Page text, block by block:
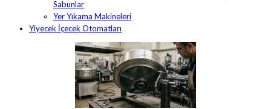
Sabunlar
Yer Yıkama Makineleri
Yiyecek İçecek Otomatları